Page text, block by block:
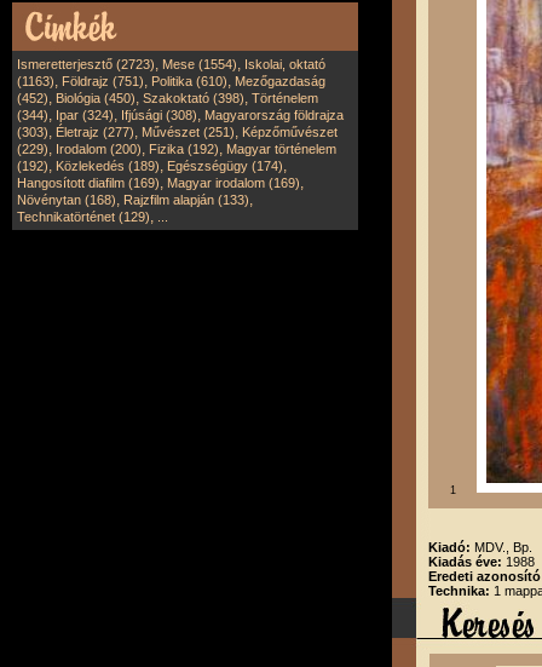
Ismeretterjesztő (2723), Mese (1554), Iskolai, oktató
(1163), Földrajz (751), Politika (610), Mezőgazdaság
(452), Biológia (450), Szakoktató (398), Történelem
(344), Ipar (324), Ifjúsági (308), Magyarország földrajza
(303), Életrajz (277), Művészet (251), Képzőművészet
(229), Irodalom (200), Fizika (192), Magyar történelem
(192), Közlekedés (189), Egészségügy (174),
Hangosított diafilm (169), Magyar irodalom (169),
Növénytan (168), Rajzfilm alapján (133),
Technikatörténet (129),
1
Kiadó: MDV., Bp.
Kiadás éve: 1988
Eredeti
Technika: 1